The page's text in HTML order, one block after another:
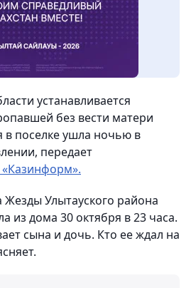
устанавливается
без вести матери
в поселке ушла ночью в
передает
Улытауского района
из дома 30 октября в 23 часа.
сына и дочь. Кто ее ждал на